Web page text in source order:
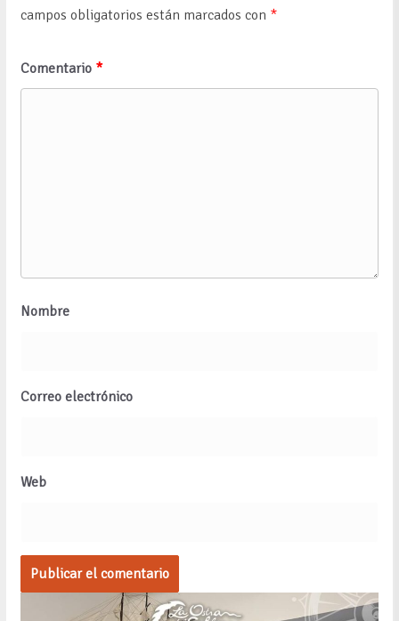
campos obligatorios están marcados con *
Comentario *
Nombre
Correo electrónico
Web